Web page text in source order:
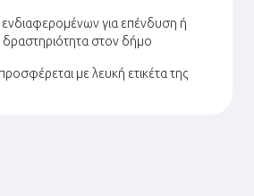
για επένδυση ή
δραστηριότητα στον δήμο
με λευκή ετικέτα της